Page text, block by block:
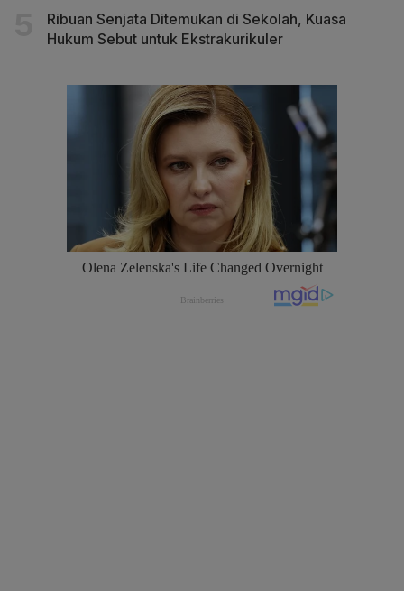
Ribuan Senjata Ditemukan di Sekolah, Kuasa
Hukum Sebut untuk Ekstrakurikuler